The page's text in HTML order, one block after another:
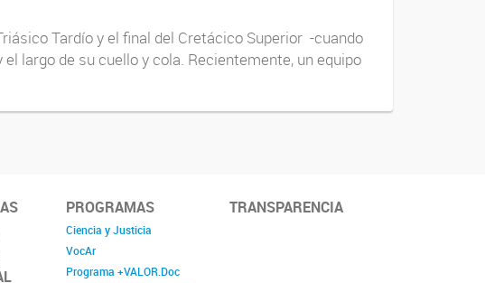
Tardío y el final del Cretácico Superior -cuando
largo de su cuello y cola. Recientemente, un equipo
PROGRAMAS
Ciencia y Justicia
VocAr
Programa +VALOR.Doc
TRANSPARENCIA